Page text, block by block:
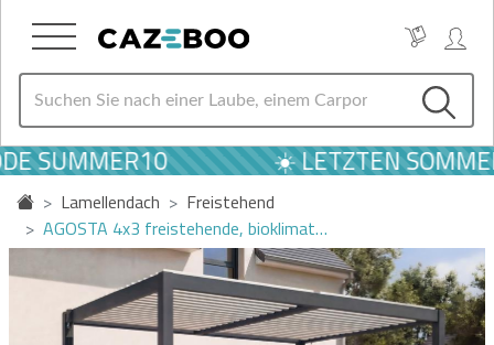
☀️ LETZTEN SOMMER
Lamellendach
Freistehend
AGOSTA 4x3 freistehende, bioklimat…